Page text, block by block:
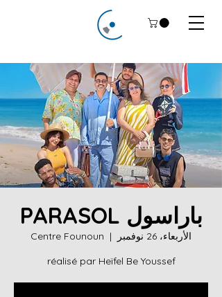
باراسول PARASOL
الأربعاء، 26 نوفمبر
  |
Centre Founoun
réalisé par Heïfel Be Youssef